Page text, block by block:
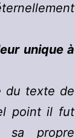
unique à
du texte de
point il fut
sa propre